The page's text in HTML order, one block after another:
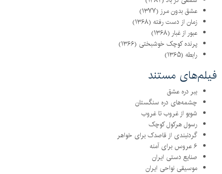
عشق بدون مرز (۱۳۷۷)
زمان از دست رفته (۱۳۶۸)
عبور از غبار (۱۳۶۸)
پرنده کوچک خوشبختی (۱۳۶۶)
رابطه (۱۳۶۵)
فیلم‌های مستند
ببر دره عشق
چشمه‌های دره سنگستان
شوبو از غروب تا غروب
رسول هرکول کوچک
گردنبندی از قاصدک برای خواهر
۶ عروس برای آمنه
صنایع دستی ایران
موسیقی نواحی ایران